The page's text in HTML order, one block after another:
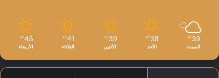
39
℃
السبت
38
℃
الأحد
39
℃
الأثنين
41
℃
الثلاثاء
43
℃
الأربعاء